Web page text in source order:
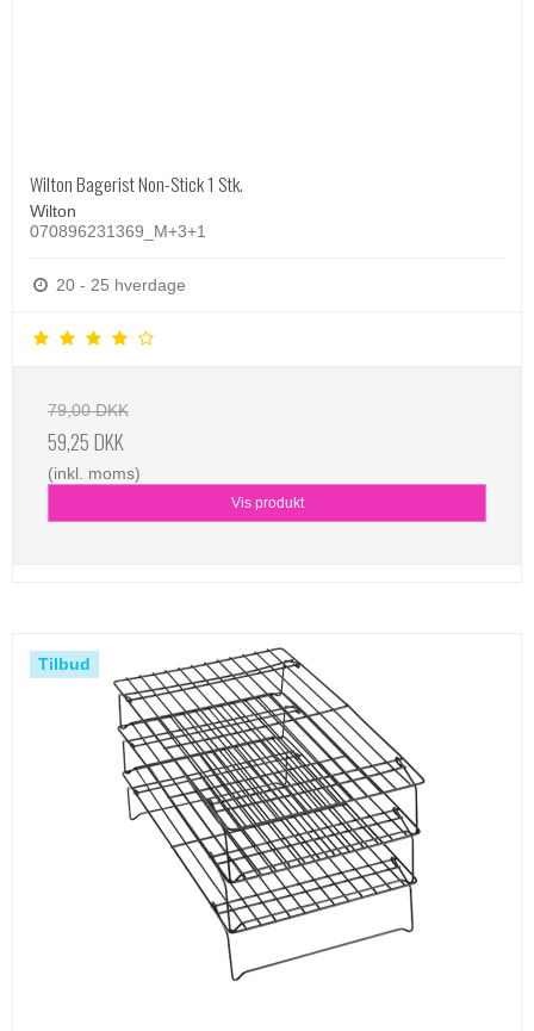
Wilton Bagerist Non-Stick 1 Stk.
Wilton
070896231369_M+3+1
20 - 25 hverdage
79,00 DKK
59,25 DKK
(inkl. moms)
Vis produkt
Tilbud